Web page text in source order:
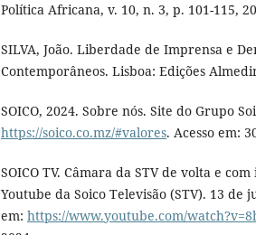
Política Africana, v. 10, n. 3, p. 101-115,
SILVA, João. Liberdade de Imprensa e
Contemporâneos. Lisboa: Edições
SOICO, 2024. Sobre nós. Site do Grupo
https://soico.co.mz/#valores. Acesso em:
SOICO TV. Câmara da STV de volta e
Youtube da Soico Televisão (STV). 13 de
em: https://www.youtube.com/